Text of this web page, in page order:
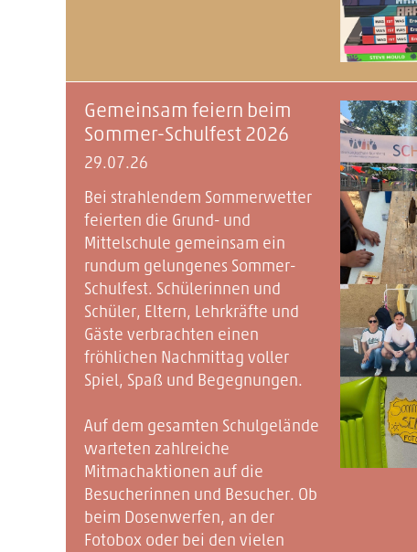
Gemeinsam feiern beim
Sommer-Schulfest 2026
29.07.26
Bei strahlendem Sommerwetter
feierten die Grund- und
Mittelschule gemeinsam ein
rundum gelungenes Sommer-
Schulfest. Schülerinnen und
Schüler, Eltern, Lehrkräfte und
Gäste verbrachten einen
fröhlichen Nachmittag voller
Spiel, Spaß und Begegnungen.
Auf dem gesamten Schulgelände
warteten zahlreiche
Mitmachaktionen auf die
Besucherinnen und Besucher. Ob
beim Dosenwerfen, an der
Fotobox oder bei den vielen